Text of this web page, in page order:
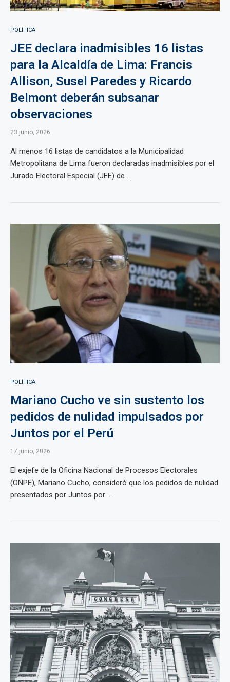
POLÍTICA
JEE declara inadmisibles 16 listas
para la Alcaldía de Lima: Francis
Allison, Susel Paredes y Ricardo
Belmont deberán subsanar
observaciones
23 junio, 2026
Al menos 16 listas de candidatos a la Municipalidad
Metropolitana de Lima fueron declaradas inadmisibles por el
Jurado Electoral Especial (JEE) de ...
POLÍTICA
Mariano Cucho ve sin sustento los
pedidos de nulidad impulsados por
Juntos por el Perú
17 junio, 2026
El exjefe de la Oficina Nacional de Procesos Electorales
(ONPE), Mariano Cucho, consideró que los pedidos de nulidad
presentados por Juntos por ...